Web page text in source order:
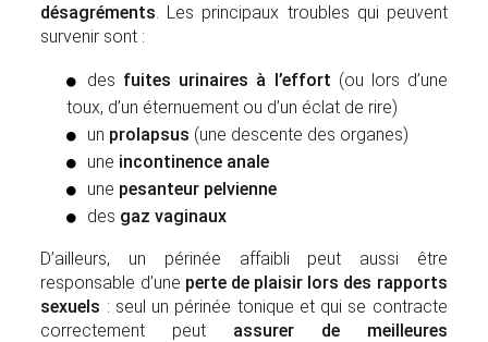
désagréments. Les principaux troubles qui peuvent
survenir sont :
des fuites urinaires à l’effort (ou lors d’une
toux, d’un éternuement ou d’un éclat de rire)
un prolapsus (une descente des organes)
une incontinence anale
une pesanteur pelvienne
des gaz vaginaux
D’ailleurs, un périnée affaibli peut aussi être
responsable d’une perte de plaisir lors des rapports
sexuels : seul un périnée tonique et qui se contracte
correctement peut assurer de meilleures